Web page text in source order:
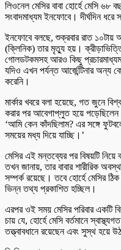
লিওনেল মেসির বাবা হোর্হে মেসি ৬৮
সংবাদমাধ্যম ইনফোবে। দীর্ঘদিন ধরে
ইনফোবে বলছে, শুক্রবার রাত ১০টায়
(ক্লিনিক) তার মৃত্যু হয়।
গোলডটকমসহ আরও কিছু
যদিও এখন পর্যন্ত আর্জেন্টিনার অন্য
করেনি।
মার্কার খবরে বলা হয়েছে, গত জুনে
করার পর আবেগাপ্লুত হয়ে পড়েছিলেন
‘আমি কেন কাঁদছিলাম? এর সঙ্গে
সময়ের মধ্য দিয়ে যাচ্ছি।’
মেসির এই মন্তব্যের পর বিষয়টি
তখন জানায়, তার বাবার শারীরিক
সম্পর্ক রয়েছে। তবে হোর্হে মেসির
ভিন্ন তথ্য প্রকাশিত হচ্ছিল।
এরপর ওই সময় মেসির পরিবার একটি
চায় যে, হোর্হে মেসি বর্তমানে
তত্ত্বাবধানে রয়েছেন এবং সুস্থ হয়ে